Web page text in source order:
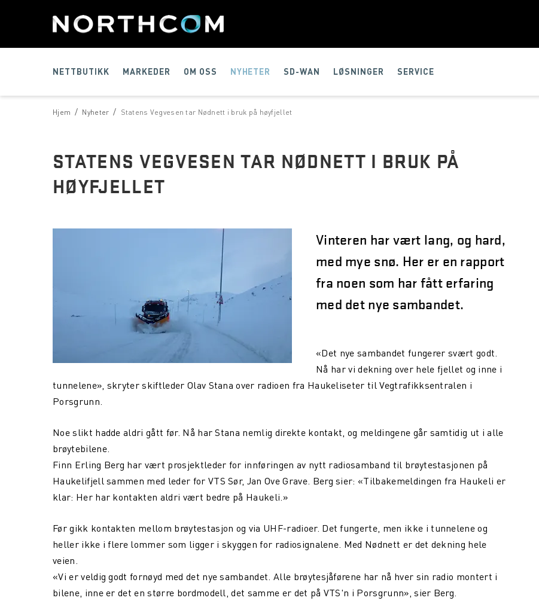
NETTBUTIKK MARKEDER OM OSS NYHETER SD-WAN LØSNINGER SERVICE
/
Hjem /
Nyheter Statens Vegvesen tar Nødnett i bruk på høyfjellet
STATENS VEGVESEN TAR NØDNETT I BRUK PÅ
HØYFJELLET
Vinteren har vært lang, og hard,
med mye snø. Her er en rapport
fra noen som har fått erfaring
med det nye sambandet.
«Det nye sambandet fungerer svært godt.
Nå har vi dekning over hele fjellet og inne i
tunnelene», skryter skiftleder Olav Stana over radioen fra Haukeliseter til Vegtrafikksentralen i
Porsgrunn.
Noe slikt hadde aldri gått før. Nå har Stana nemlig direkte kontakt, og meldingene går samtidig ut i alle
brøytebilene.
Finn Erling Berg har vært prosjektleder for innføringen av nytt radiosamband til brøytestasjonen på
Haukelifjell sammen med leder for VTS Sør, Jan Ove Grave. Berg sier: «Tilbakemeldingen fra Haukeli er
klar: Her har kontakten aldri vært bedre på Haukeli.»
Før gikk kontakten mellom brøytestasjon og via UHF-radioer. Det fungerte, men ikke i tunnelene og
heller ikke i flere lommer som ligger i skyggen for radiosignalene. Med Nødnett er det dekning hele
veien.
«Vi er veldig godt fornøyd med det nye sambandet. Alle brøytesjåførene har nå hver sin radio montert i
bilene, inne er det en større bordmodell, det samme er det på VTS'n i Porsgrunn», sier Berg.